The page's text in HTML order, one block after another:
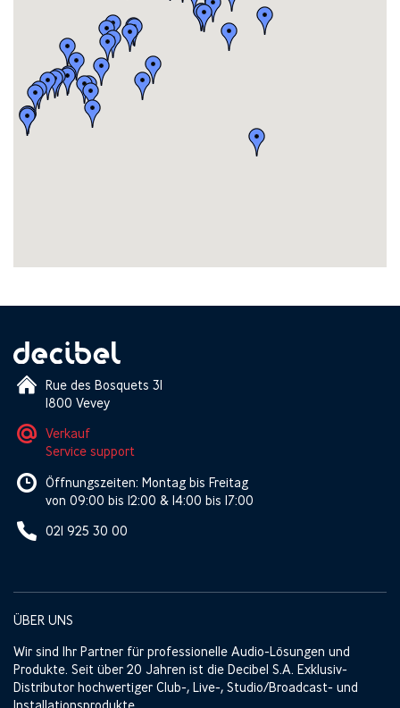
Rue des Bosquets 31
1800 Vevey
Verkauf
Service support
Öffnungszeiten: Montag bis Freitag
von 09:00 bis 12:00 & 14:00 bis 17:00
021 925 30 00
ÜBER UNS
Wir sind Ihr Partner für professionelle Audio-Lösungen und
Produkte. Seit über 20 Jahren ist die Decibel S.A. Exklusiv-
Distributor hochwertiger Club-, Live-, Studio/Broadcast- und
Installationsprodukte.